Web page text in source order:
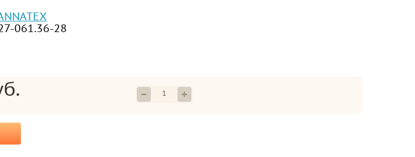
061.36-28